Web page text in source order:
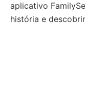
aplicativo
história e